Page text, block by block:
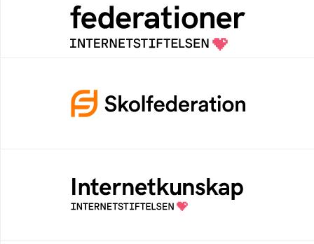
Grunden för medlemskap i en sektors- eller
kontextspecifik federation
Ett medlemskap i Skolfederation förbättrar
inloggning och låter elever och lärare
Samlad kunskap som hjälper dig att bli en
säker och medveten internetanvändare